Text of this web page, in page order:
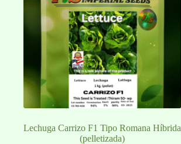
Lechuga Carrizo F1 Tipo Romana Híbrida
(pelletizada)